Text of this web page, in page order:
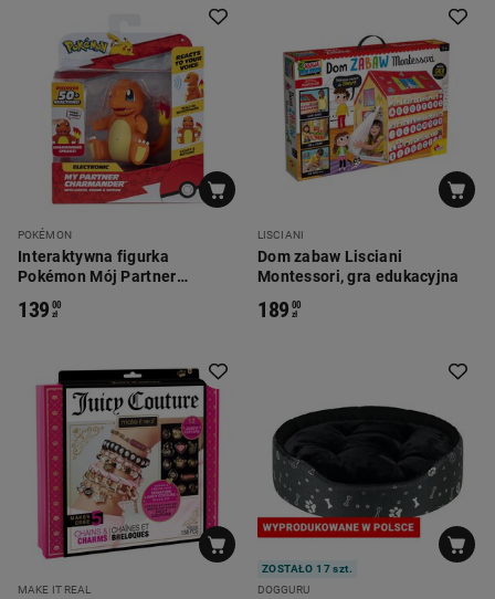
POKÉMON
Interaktywna figurka
Pokémon Mój Partner
dźwiękiem
139 00
zł
LISCIANI
Dom zabaw Lisciani
Montessori, gra edukacyjna
189 00
zł
MAKE IT REAL
ZOSTAŁO 17 szt.
DOGGURU